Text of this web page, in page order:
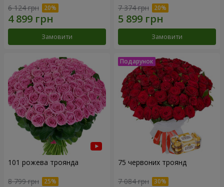
6 124 грн
Замовити
7 374 грн
Замовити
101 рожева троянда
8 799 грн
75 червоних троянд
7 084 грн